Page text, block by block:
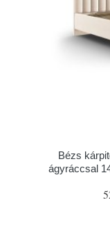
Bézs
ágyráccsal